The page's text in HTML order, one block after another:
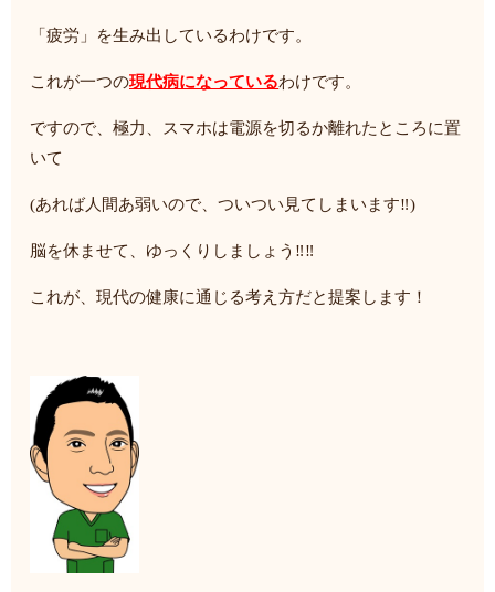
「疲労」を生み出しているわけです。
これが一つの現代病になっているわけです。
ですので、極力、スマホは電源を切るか離れたところに置
いて
(あれば人間あ弱いので、ついつい見てしまいます‼)
脳を休ませて、ゆっくりしましょう‼‼
これが、現代の健康に通じる考え方だと提案します！